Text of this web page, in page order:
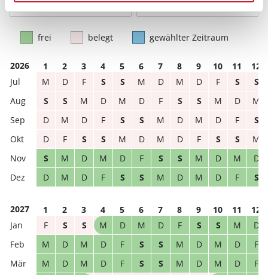
frei belegt gewählter Zeitraum
2026 1 2 3 4 5 6 7 8 9 10 11
12
M
D F S S M D M D F S
S
S
S M D M D F S S M D
M
D
M D F S S M D M D F
S
D
F S S M D M D F S S
M
S
M D M D F S S M D M
D
D
M D F S S M D M D F S
2027 1 2 3 4 5 6 7 8 9 10 11
12
F
S S M D M D F S S M
D
M
D M D F S S M D M D
F
M
D M D F S S M D M D
F